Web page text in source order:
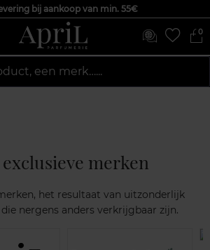
bij aankoop van min. 55€
0
een merk…...
merken
het resultaat van uitzonderlijk
nergens anders verkrijgbaar zijn.